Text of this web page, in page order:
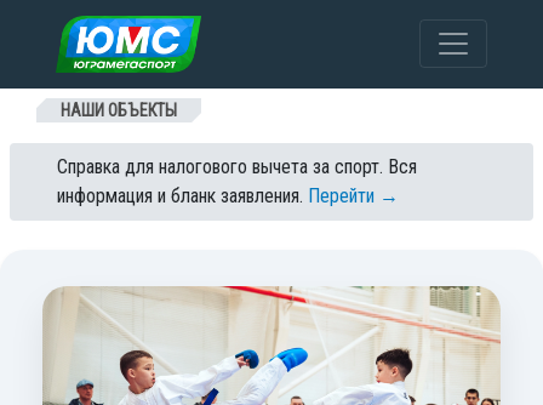
Перейти к содержанию
НАШИ ОБЪЕКТЫ
Справка для налогового вычета за спорт. Вся
информация и бланк заявления. Перейти →